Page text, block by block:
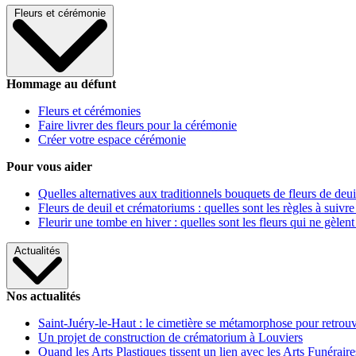
Fleurs et cérémonie
Hommage au défunt
Fleurs et cérémonies
Faire livrer des fleurs pour la cérémonie
Créer votre espace cérémonie
Pour vous aider
Quelles alternatives aux traditionnels bouquets de fleurs de
Fleurs de deuil et crématoriums : quelles sont les règles à
Fleurir une tombe en hiver : quelles sont les fleurs qui ne gèlent
Actualités
Nos actualités
Saint-Juéry-le-Haut : le cimetière se métamorphose pour
Un projet de construction de crématorium à Louviers
Quand les Arts Plastiques tissent un lien avec les Arts